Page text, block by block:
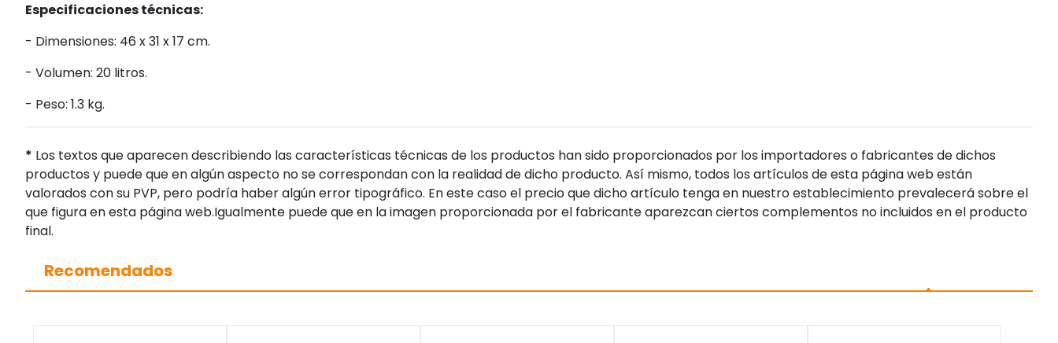
Especificaciones técnicas:
- Dimensiones: 46 x 31 x 17 cm.
- Volumen: 20 litros.
- Peso: 1.3 kg.
* Los textos que aparecen describiendo las características técnicas de los productos han sido proporcionados por los importadores o fabricantes de dichos
productos y puede que en algún aspecto no se correspondan con la realidad de dicho producto. Así mismo, todos los artículos de esta página web están
valorados con su PVP, pero podría haber algún error tipográfico. En este caso el precio que dicho artículo tenga en nuestro establecimiento prevalecerá sobre el
que figura en esta página web.Igualmente puede que en la imagen proporcionada por el fabricante aparezcan ciertos complementos no incluidos en el producto
final.
Recomendados